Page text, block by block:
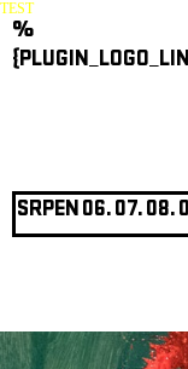
TEST
%
SRPEN06.07.08.